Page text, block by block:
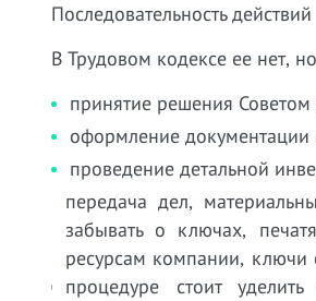
Последовательность действий
В Трудовом кодексе ее нет,
принятие решения
оформление документации
проведение детальной
передача дел,
забывать о ключах,
ресурсам компании, ключи
процедуре стоит